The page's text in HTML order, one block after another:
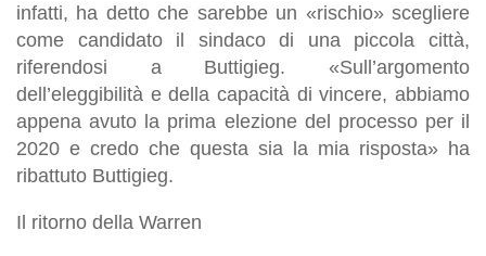
infatti, ha detto che sarebbe un «rischio» scegliere
come candidato il sindaco di una piccola città,
riferendosi a Buttigieg. «Sull’argomento
dell’eleggibilità e della capacità di vincere, abbiamo
appena avuto la prima elezione del processo per il
2020 e credo che questa sia la mia risposta» ha
ribattuto Buttigieg.
Il ritorno della Warren